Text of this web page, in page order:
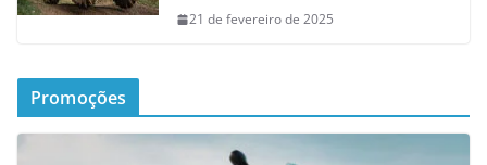
21 de fevereiro de 2025
Promoções